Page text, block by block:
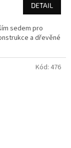
DETAIL
sedem pro
a dřevěné
Kód: 476